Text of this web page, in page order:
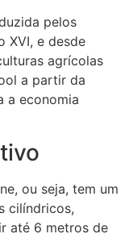
pelos
XVI, e desde
agrícolas
a partir da
a economia
ou seja, tem um
cilíndricos,
até 6 metros de